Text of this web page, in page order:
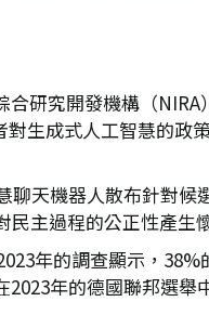
研究開發機構（NIRA
生成式人工智慧的政
聊天機器人散布針對候
主過程的公正性產生
年的調查顯示，38%
年的德國聯邦選舉